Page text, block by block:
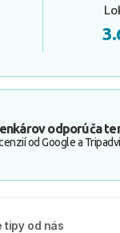
odporúča
od Google a
tipy od nás